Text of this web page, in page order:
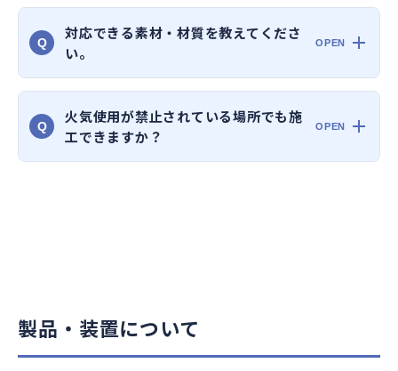
Q
対応できる素材・材質を教えてくださ
い。
Q
火気使用が禁止されている場所でも施
工できますか？
製品・装置について